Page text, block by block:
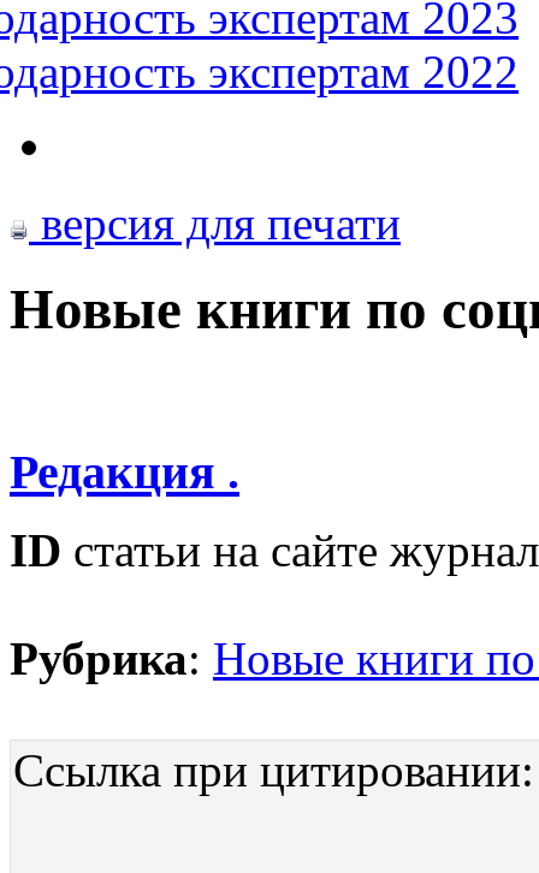
экспертам 2023
экспертам 2022
версия для печати
Новые книги по
Редакция .
ID статьи на сайте
Рубрика: Новые книги
Ссылка при цитировании: